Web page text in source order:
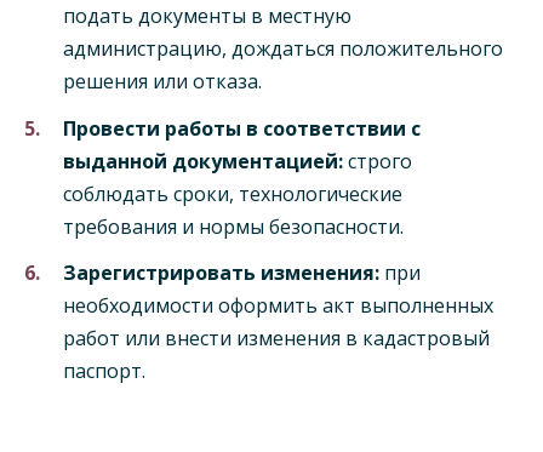
подать документы в местную
администрацию, дождаться положительного
решения или отказа.
Провести работы в соответствии с
выданной документацией:строго
соблюдать сроки, технологические
требования и нормы безопасности.
Зарегистрировать изменения: при
необходимости оформить акт выполненных
работ или внести изменения в кадастровый
паспорт.